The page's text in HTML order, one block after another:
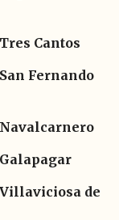
Cantos
Fernando
de